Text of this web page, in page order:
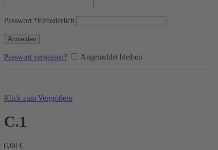
Passwort *Erforderlich
Anmelden
Passwort vergessen? Angemeldet bleiben
Klick zum Vergrößern
C.1
0,00 €